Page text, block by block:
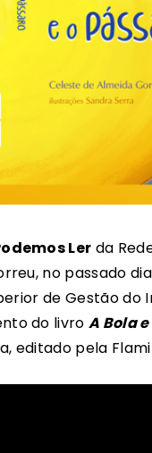
Ler da
no passado
de Gestão
do livroA Bola
editado pela